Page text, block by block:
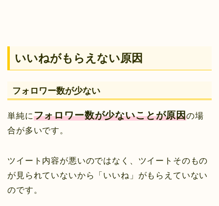
いいねがもらえない原因
フォロワー数が少ない
単純にフォロワー数が少ないことが原因の場
合が多いです。
ツイート内容が悪いのではなく、ツイートそのもの
が見られていないから「いいね」がもらえていない
のです。